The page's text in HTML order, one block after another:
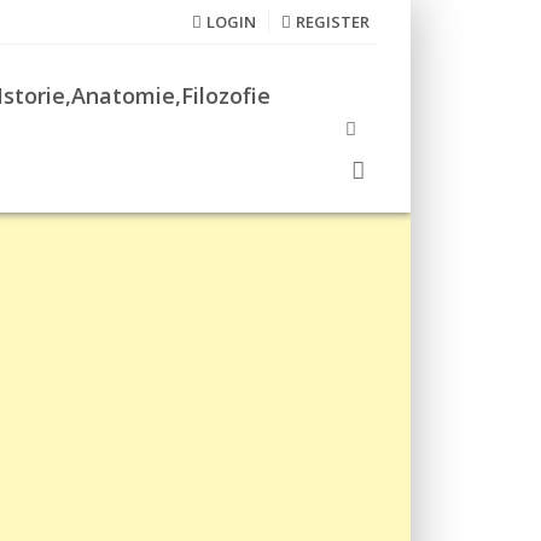
LOGIN REGISTER